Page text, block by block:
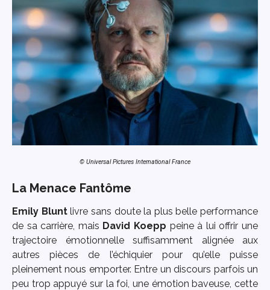
© Universal Pictures International France
La Menace Fantôme
Emily Bluntlivre sans doute la plus belle performance
de sa carrière, mais David Koepp peine à lui offrir une
trajectoire émotionnelle suffisamment alignée aux
autres pièces de l’échiquier pour qu’elle puisse
pleinement nous emporter. Entre un discours parfois un
peu trop appuyé sur la foi, une émotion baveuse, cette